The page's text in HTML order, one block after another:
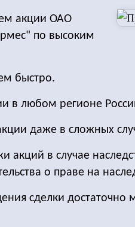
акции ОАО
по высоким
быстро.
в любом регионе
даже в сложных
акций в случае
о праве на
сделки достаточно